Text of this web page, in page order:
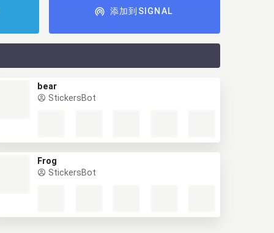
添加到SIGNAL
bear
StickersBot
Frog
StickersBot